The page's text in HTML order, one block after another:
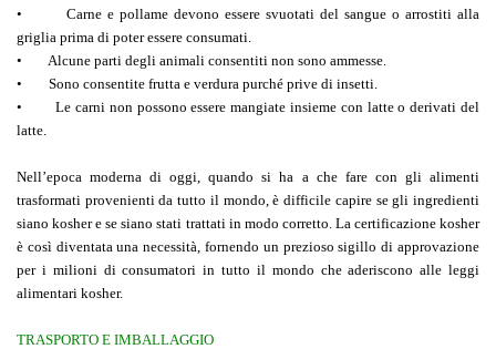
• Carne e pollame devono essere svuotati del sangue o arrostiti alla
griglia prima di poter essere consumati.
• Alcune parti degli animali consentiti non sono ammesse.
• Sono consentite frutta e verdura purché prive di insetti.
• Le carni non possono essere mangiate insieme con latte o derivati del
latte.
Nell’epoca moderna di oggi, quando si ha a che fare con gli alimenti
trasformati provenienti da tutto il mondo, è difficile capire se gli ingredienti
siano kosher e se siano stati trattati in modo corretto. La certificazione kosher
è così diventata una necessità, fornendo un prezioso sigillo di approvazione
per i milioni di consumatori in tutto il mondo che aderiscono alle leggi
alimentari kosher.
TRASPORTO E IMBALLAGGIO